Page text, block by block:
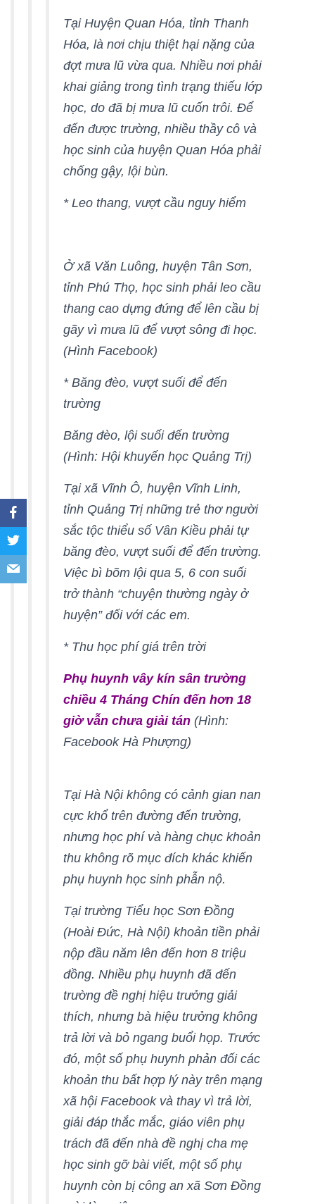
Tại Huyện Quan Hóa, tỉnh Thanh
Hóa, là nơi chịu thiệt hại nặng của
đợt mưa lũ vừa qua. Nhiều nơi phải
khai giảng trong tình trạng thiếu lớp
học, do đã bị mưa lũ cuốn trôi. Để
đến được trường, nhiều thầy cô và
học sinh của huyện Quan Hóa phải
chống gậy, lội bùn.
* Leo thang, vượt cầu nguy hiểm
Ở xã Văn Luông, huyện Tân Sơn,
tỉnh Phú Thọ, học sinh phải leo cầu
thang cao dựng đứng để lên cầu bị
gãy vì mưa lũ để vượt sông đi học.
(Hình Facebook)
* Băng đèo, vượt suối để đến
trường
Băng đèo, lội suối đến trường
(Hình: Hội khuyến học Quảng Trị)
Tại xã Vĩnh Ô, huyện Vĩnh Linh,
tỉnh Quảng Trị những trẻ thơ người
sắc tộc thiểu số Vân Kiều phải tự
băng đèo, vượt suối để đến trường.
Việc bì bõm lội qua 5, 6 con suối
trở thành “chuyện thường ngày ở
huyện” đối với các em.
* Thu học phí giá trên trời
Phụ huynh vây kín sân trường
chiều 4 Tháng Chín đến hơn 18
giờ vẫn chưa giải tán (Hình:
Facebook Hà Phượng)
Tại Hà Nội không có cảnh gian nan
cực khổ trên đường đến trường,
nhưng học phí và hàng chục khoản
thu không rõ mục đích khác khiến
phụ huynh học sinh phẫn nộ.
Tại trường Tiểu học Sơn Đồng
(Hoài Đức, Hà Nội) khoản tiền phải
nộp đầu năm lên đến hơn 8 triệu
đồng. Nhiều phụ huynh đã đến
trường đề nghị hiệu trưởng giải
thích, nhưng bà hiệu trưởng không
trả lời và bỏ ngang buổi họp. Trước
đó, một số phụ huynh phản đối các
khoản thu bất hợp lý này trên mạng
xã hội Facebook và thay vì trả lời,
giải đáp thắc mắc, giáo viên phụ
trách đã đến nhà đề nghị cha mẹ
học sinh gỡ bài viết, một số phụ
huynh còn bị công an xã Sơn Đồng